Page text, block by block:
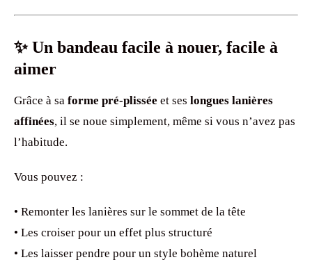
✨ Un bandeau facile à nouer, facile à
aimer
Grâce à sa forme pré-plissée et ses longues lanières
affinées, il se noue simplement, même si vous n’avez pas
l’habitude.
Vous pouvez :
• Remonter les lanières sur le sommet de la tête
• Les croiser pour un effet plus structuré
• Les laisser pendre pour un style bohème naturel